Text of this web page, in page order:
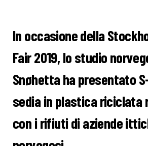
In occasione della
Fair 2019, lo studio
Snøhetta ha presentato
sedia in plastica riciclata
con i rifiuti di aziende